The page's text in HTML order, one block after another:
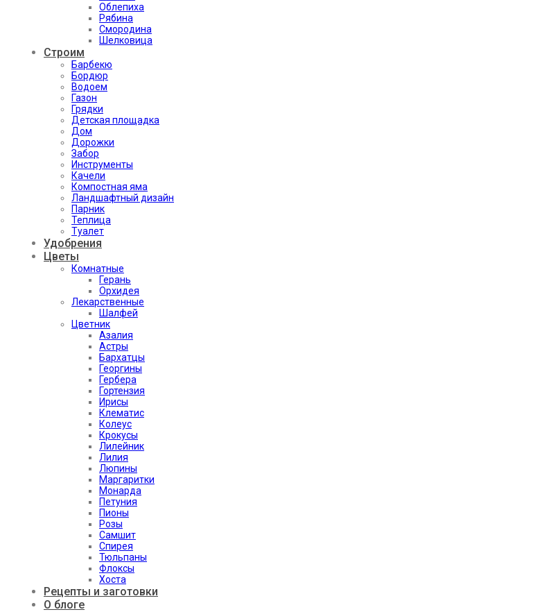
Облепиха
Рябина
Смородина
Шелковица
Строим
Барбекю
Бордюр
Водоем
Газон
Грядки
Детская площадка
Дом
Дорожки
Забор
Инструменты
Качели
Компостная яма
Ландшафтный дизайн
Парник
Теплица
Туалет
Удобрения
Цветы
Комнатные
Герань
Орхидея
Лекарственные
Шалфей
Цветник
Азалия
Астры
Бархатцы
Георгины
Гербера
Гортензия
Ирисы
Клематис
Колеус
Крокусы
Лилейник
Лилия
Люпины
Маргаритки
Монарда
Петуния
Пионы
Розы
Самшит
Спирея
Тюльпаны
Флоксы
Хоста
Рецепты и заготовки
О блоге